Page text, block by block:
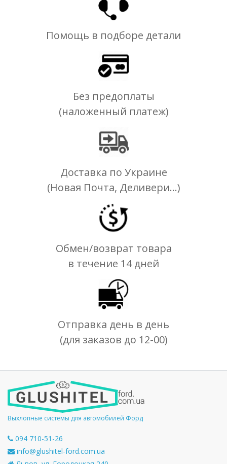
Помощь в подборе детали
Без предоплаты
(наложенный платеж)
Доставка по Украине
(Новая Почта, Деливери...)
Обмен/возврат товара
в течение 14 дней
Отправка день в день
(для заказов до 12-00)
Выхлопные системы для автомобилей Форд
094 710-51-26
info@glushitel-ford.com.ua